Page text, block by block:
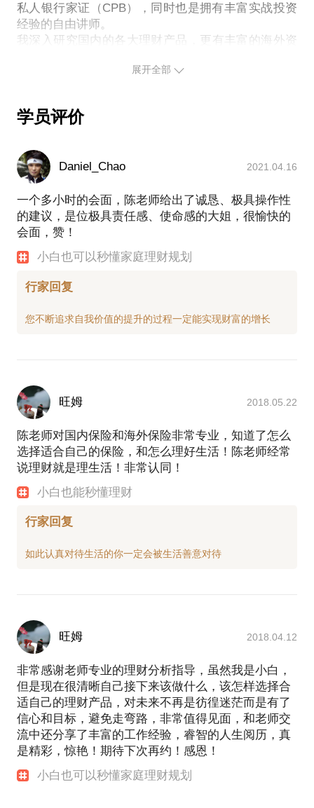
私人银行家证（CPB），同时也是拥有丰富实战投资
经验的自由讲师。
我深入研究国内的各大理财产品，更有丰富的海外资
老师为各银行的支行行长、客户经理做过超过100场
我也与家族办公司合作，为超高净值客户从防守到进
大量财富起起落落的案例，清楚人们在金融理财方面
主要存在的问题及解决办法，能很快直击大家的痛点
并提出解决办法。
我乐于分享，勤于思考，善于把理财观念与实际的生
活结合起来，深入浅出地将理财观念讲清楚、道明
白。“让人恐惧的不是最坏的结果，而是对结果想
象”，让我们从理财规划开始，拥有一个笃定、从容、
精彩的人生！
1988年至1992年在湖南农业大学就读，学习农业机械
（CPB）资格证。
职业经历：
1993年至2014年，我在中国建设银行工作，从事银行
柜员、信贷等岗位，担任支行行长、地市分行公司业
务部副总经理、机构业务部副总经理、个人金融部副
总经理、私人银行部总总经理等职。熟悉银行对公、
对私经营与管理理念，对客户从对公到对私金融需求
能全方位考虑。
从事自由讲师、与磐合家族办公司合作为高净值客户
到客户认同与信任，为多个家庭提供保险、移民、投
资等理财建议。
项目经历：
在建行工作期间，担任私人银行业务部总经理期间，
不仅组织全辖网点对银行客户提供差异化理财规划服
务，本人作为私人银行的首席客户经理对客户理财规
划进行规划实施，熟悉理财规划的全流程。
相关链接：
展开全部
学员评价
Daniel_Chao 2021.04.16
一个多小时的会面，陈老师给出了诚恳、极具操作性
的建议，是位极具责任感、使命感的大姐，很愉快的
会面，赞！
小白也可以秒懂家庭理财规划
行家回复
旺姆 2018.05.22
陈老师对国内保险和海外保险非常专业，知道了怎么
选择适合自己的保险，和怎么理好生活！陈老师经常
说理财就是理生活！非常认同！
小白也能秒懂理财
行家回复
旺姆 2018.04.12
非常感谢老师专业的理财分析指导，虽然我是小白，
但是现在很清晰自己接下来该做什么，该怎样选择合
适自己的理财产品，对未来不再是彷徨迷茫而是有了
信心和目标，避免走弯路，非常值得见面，和老师交
流中还分享了丰富的工作经验，睿智的人生阅历，真
是精彩，惊艳！期待下次再约！感恩！
小白也可以秒懂家庭理财规划